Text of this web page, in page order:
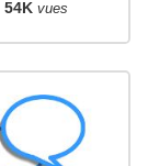
54K vues